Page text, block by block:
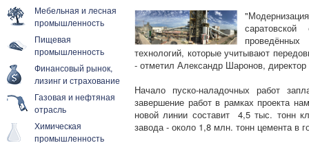
Мебельная и лесная
промышленность
Пищевая
промышленность
Финансовый рынок,
лизинг и страхование
Газовая и нефтяная
отрасль
Химическая
промышленность
технологий, которые учитывают
- отметил Александр Шаронов, директор
Начало пуско-наладочных работ
завершение работ в рамках проекта
новой линии составит 4,5 тыс. тонн
завода - около 1,8 млн. тонн цемента в